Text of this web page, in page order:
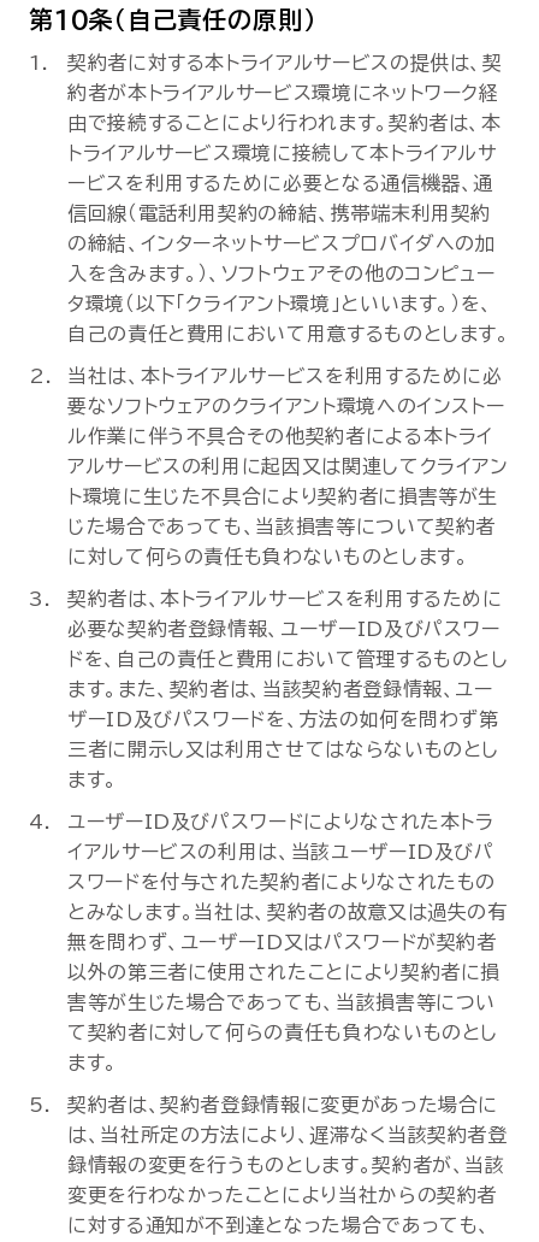
第10条（自己責任の原則）
契約者に対する本トライアルサービスの提供は、契
約者が本トライアルサービス環境にネットワーク経
由で接続することにより行われます。契約者は、本
トライアルサービス環境に接続して本トライアルサ
ービスを利用するために必要となる通信機器、通
信回線（電話利用契約の締結、携帯端末利用契約
の締結、インターネットサービスプロバイダへの加
入を含みます。）、ソフトウェアその他のコンピュー
タ環境（以下「クライアント環境」といいます。）を、
自己の責任と費用において用意するものとします。
当社は、本トライアルサービスを利用するために必
要なソフトウェアのクライアント環境へのインストー
ル作業に伴う不具合その他契約者による本トライ
アルサービスの利用に起因又は関連してクライアン
ト環境に生じた不具合により契約者に損害等が生
じた場合であっても、当該損害等について契約者
に対して何らの責任も負わないものとします。
契約者は、本トライアルサービスを利用するために
必要な契約者登録情報、ユーザーID及びパスワー
ドを、自己の責任と費用において管理するものとし
ます。また、契約者は、当該契約者登録情報、ユー
ザーID及びパスワードを、方法の如何を問わず第
三者に開示し又は利用させてはならないものとし
ます。
ユーザーID及びパスワードによりなされた本トラ
イアルサービスの利用は、当該ユーザーID及びパ
スワードを付与された契約者によりなされたもの
とみなします。当社は、契約者の故意又は過失の有
無を問わず、ユーザーID又はパスワードが契約者
以外の第三者に使用されたことにより契約者に損
害等が生じた場合であっても、当該損害等につい
て契約者に対して何らの責任も負わないものとし
ます。
契約者は、契約者登録情報に変更があった場合に
は、当社所定の方法により、遅滞なく当該契約者登
録情報の変更を行うものとします。契約者が、当該
変更を行わなかったことにより当社からの契約者
に対する通知が不到達となった場合であっても、